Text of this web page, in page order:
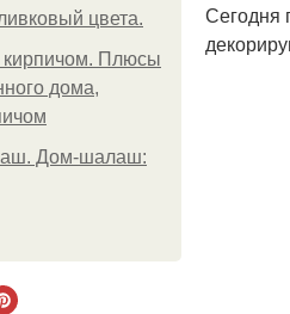
цвета.
кирпичом. Плюсы
дома,
Дом-шалаш:
Сегодня